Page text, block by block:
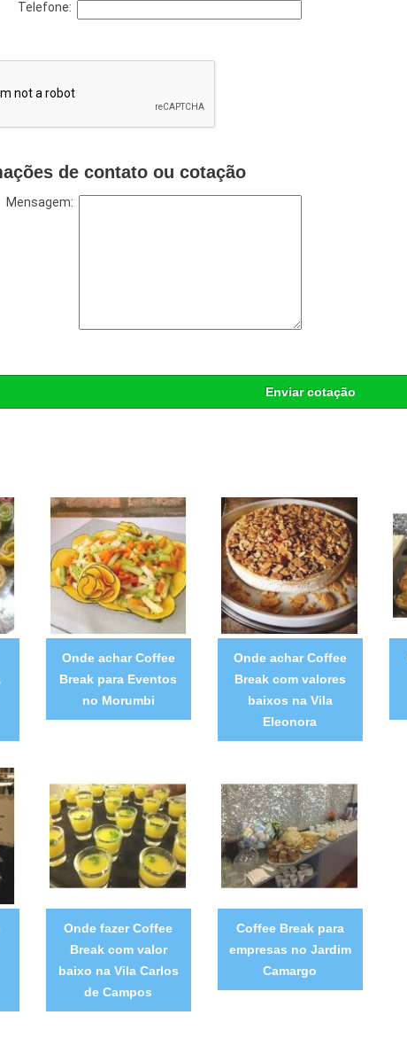
Telefone:
de contato ou cotação
Mensagem:
Enviar cotação
Onde achar Coffee
Break para Eventos
no Morumbi
Onde achar Coffee
Break com valores
baixos na Vila
Eleonora
Onde fazer Coffee
Break com valor
baixo na Vila Carlos
de Campos
Coffee Break para
empresas no Jardim
Camargo